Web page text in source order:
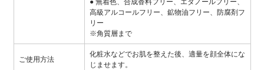
● 無着色、合成香料フリー、エタノールフリー、
高級アルコールフリー、鉱物油フリー、防腐剤フ
リー
※角質層まで
ご使用方法
化粧水などでお肌を整えた後、適量を顔全体にな
じませます。